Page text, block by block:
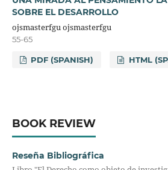
SOBRE EL DESARROLLO
ojsmasterfgu ojsmasterfgu
55-65
PDF (SPANISH) HTML
BOOK REVIEW
Reseña Bibliográfica